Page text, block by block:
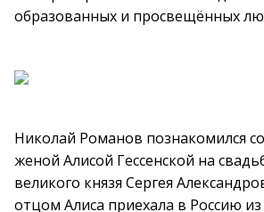
образованных и просвещённых
Николай Романов познакомился
женой Алисой Гессенской на
великого князя Сергея
отцом Алиса приехала в Россию